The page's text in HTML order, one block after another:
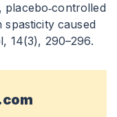
placebo‑controlled
spasticity caused
14(3), 290–296.